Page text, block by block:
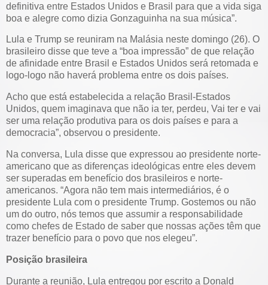
definitiva entre Estados Unidos e Brasil para que a vida siga
boa e alegre como dizia Gonzaguinha na sua música”.
Lula e Trump se reuniram na Malásia neste domingo (26). O
brasileiro disse que teve a “boa impressão” de que relação
de afinidade entre Brasil e Estados Unidos será retomada e
logo-logo não haverá problema entre os dois países.
Acho que está estabelecida a relação Brasil-Estados
Unidos, quem imaginava que não ia ter, perdeu, Vai ter e vai
ser uma relação produtiva para os dois países e para a
democracia”, observou o presidente.
Na conversa, Lula disse que expressou ao presidente norte-
americano que as diferenças ideológicas entre eles devem
ser superadas em benefício dos brasileiros e norte-
americanos. “Agora não tem mais intermediários, é o
presidente Lula com o presidente Trump. Gostemos ou não
um do outro, nós temos que assumir a responsabilidade
como chefes de Estado de saber que nossas ações têm que
trazer benefício para o povo que nos elegeu”.
Posição brasileira
Durante a reunião, Lula entregou por escrito a Donald